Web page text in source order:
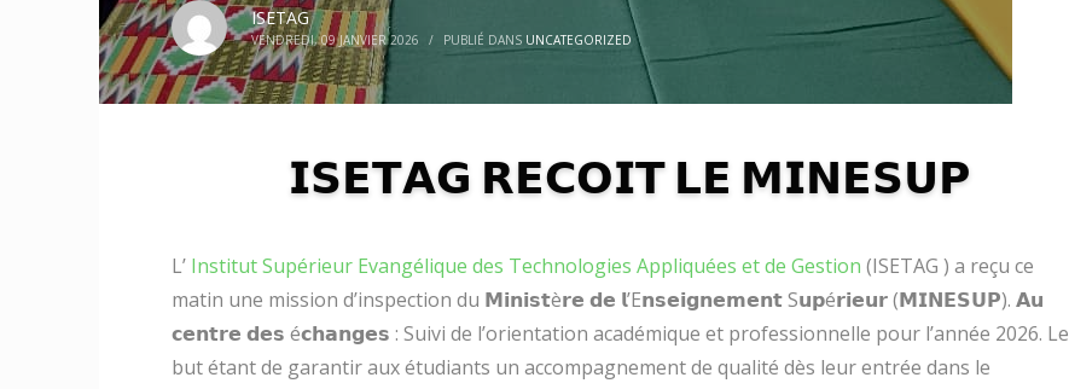
ISETAG
VENDREDI, 09 JANVIER 2026 / PUBLIÉ DANS UNCATEGORIZED
𝗜𝗦𝗘𝗧𝗔𝗚 𝗥𝗘𝗖𝗢𝗜𝗧 𝗟𝗘 𝗠𝗜𝗡𝗘𝗦𝗨𝗣
L’ Institut Supérieur Evangélique des Technologies Appliquées et de Gestion (ISETAG ) a reçu ce
matin une mission d’inspection du 𝗠𝗶𝗻𝗶𝘀𝘁è𝗿𝗲 𝗱𝗲 𝗹’E𝗻𝘀𝗲𝗶𝗴𝗻𝗲𝗺𝗲𝗻𝘁 S𝘂𝗽é𝗿𝗶𝗲𝘂𝗿 (𝗠𝗜𝗡𝗘𝗦𝗨𝗣). 𝗔𝘂
𝗰𝗲𝗻𝘁𝗿𝗲 𝗱𝗲𝘀 é𝗰𝗵𝗮𝗻𝗴𝗲𝘀 : Suivi de l’orientation académique et professionnelle pour l’année 2026. Le
but étant de garantir aux étudiants un accompagnement de qualité dès leur entrée dans le